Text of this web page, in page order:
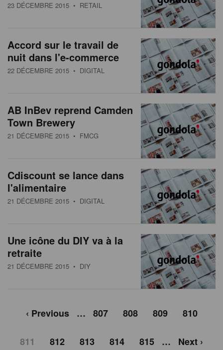
23 DÉCEMBRE 2015 • RETAIL
Accord sur le travail de
nuit dans l'e-commerce
22 DÉCEMBRE 2015 • DIGITAL
AB InBev reprend Camden
Town Brewery
21 DÉCEMBRE 2015 • FMCG
Cdiscount se lance dans
l'alimentaire
21 DÉCEMBRE 2015 • DIGITAL
Une icône du DIY va à la
retraite
21 DÉCEMBRE 2015 • DIY
‹ Previous … 807 808 809 810
811 812 813 814 815 … Next ›